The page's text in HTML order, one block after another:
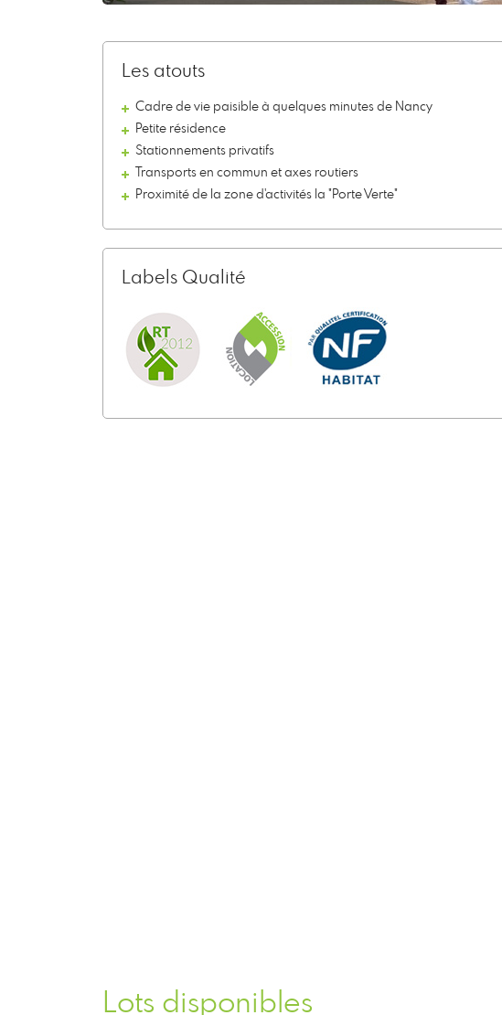
Les atouts
Cadre de vie paisible à quelques minutes de Nancy
Petite résidence
Stationnements privatifs
Transports en commun et axes routiers
Proximité de la zone d'activités la "Porte Verte"
Labels Qualité
Lots disponibles